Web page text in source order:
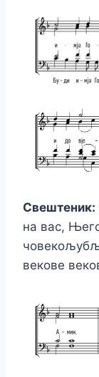
Свештеник:
на вас,
векове